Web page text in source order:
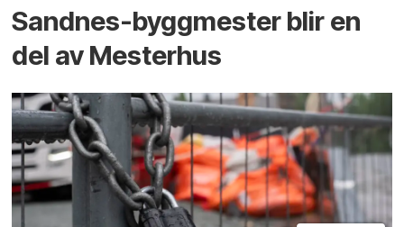
Sandnes-byggmester blir en
del av Mesterhus